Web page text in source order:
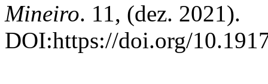
Mineiro. 11, (dez. 2021).
DOI:https://doi.org/